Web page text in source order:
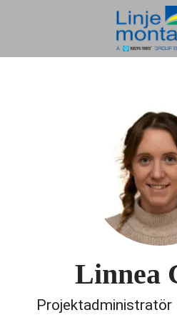
Linnea
Projektadministratör